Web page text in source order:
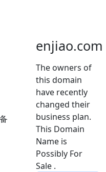
enjiao.com
The owners of
this domain
have recently
changed their
business plan.
This Domain
Name is
Possibly For
Sale .